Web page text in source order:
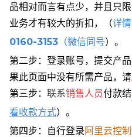
品相对而言有点少，并且只
业务才有较大的折扣，
（详
0160-3153 （微信同号）。
第二步：登录账号，提交产
果此页面中没有所需产品，请
第三步： 联系销售人员付款
看收款方式）。
第四步：自行登录阿里云控